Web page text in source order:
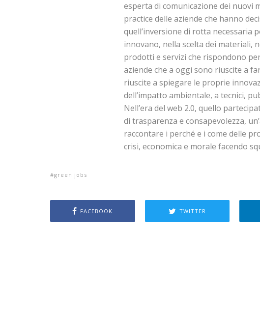
esperta di comunicazione dei nuovi
practice delle aziende che hanno
quell’inversione di rotta necessaria
innovano, nella scelta dei materiali,
prodotti e servizi che rispondono
aziende che a oggi sono riuscite a
riuscite a spiegare le proprie
dell’impatto ambientale, a tecnici,
Nell’era del web 2.0, quello
di trasparenza e consapevolezza,
raccontare i perché e i come delle
crisi, economica e morale facendo
green jobs
FACEBOOK TWITTER